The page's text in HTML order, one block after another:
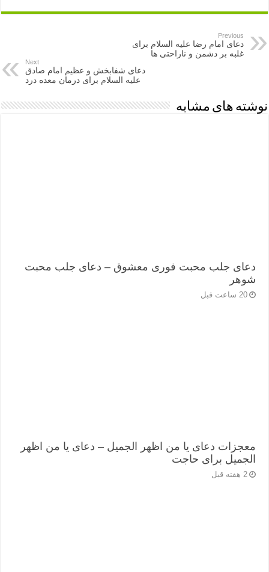
Previous
دعای امام رضا علیه السلام برای
غلبه بر دشمن و ناراحتی ها
Next
دعای شفابخش و عظیم امام صادق
علیه السلام برای درمان معده درد
نوشته های مشابه
دعای جلب محبت فوری معشوق – دعای جلب محبت
شوهر
20 ساعت قبل
معجزات دعای یا من اظهر الجمیل – دعای یا من اظهر
الجمیل برای حاجت
2 هفته قبل